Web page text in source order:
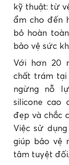
kỹ thuật: từ
ẩm cho đến
bỏ hoàn
bảo vệ sức
Với hơn 20
chất trám tại
ngừng nỗ
silicone cao
đẹp và chắc
Việc sử
giúp bảo vệ
tâm tuyệt đối.